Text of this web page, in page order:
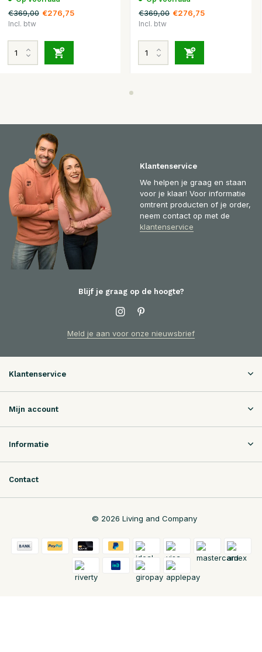
€369,00 €276,75
Incl. btw
€369,00 €276,75
Incl. btw
Klantenservice
We helpen je graag en staan
voor je klaar! Voor informatie
omtrent producten of je order,
neem contact op met de
klantenservice
Blijf je graag op de hoogte?
Meld je aan voor onze nieuwsbrief
Klantenservice
Mijn account
Informatie
Contact
© 2026 Living and Company